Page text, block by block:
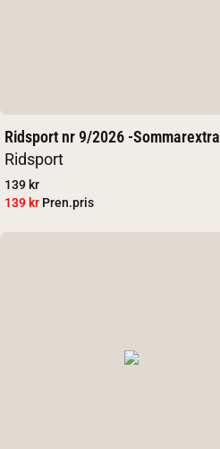
Ridsport nr 9/2026 -Sommarextra
Ridsport
139 kr
139 kr Pren.pris